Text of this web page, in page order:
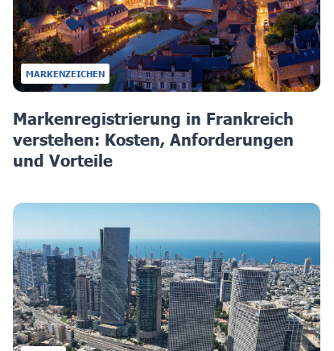
MARKENZEICHEN
Markenregistrierung in Frankreich
verstehen: Kosten, Anforderungen
und Vorteile